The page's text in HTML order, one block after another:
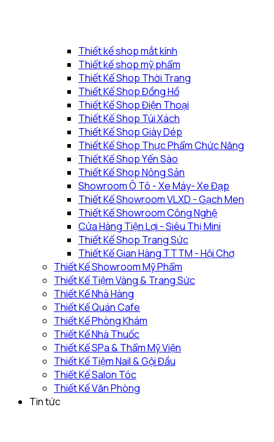
Thiết kế shop mắt kính
Thiết kế shop mỹ phẩm
Thiết Kế Shop Thời Trang
Thiết Kế Shop Đồng Hồ
Thiết Kế Shop Điện Thoại
Thiết Kế Shop Túi Xách
Thiết Kế Shop Giày Dép
Thiết Kế Shop Thực Phẩm Chức Năng
Thiết Kế Shop Yến Sào
Thiết Kế Shop Nông Sản
Showroom Ô Tô - Xe Máy- Xe Đạp
Thiết Kế Showroom VLXD - Gạch Men
Thiết Kế Showroom Công Nghệ
Cửa Hàng Tiện Lợi - Siêu Thị Mini
Thiết Kế Shop Trang Sức
Thiết Kế Gian Hàng TTTM - Hội Chợ
Thiết Kế Showroom Mỹ Phẩm
Thiết Kế Tiệm Vàng & Trang Sức
Thiết Kế Nhà Hàng
Thiết Kế Quán Cafe
Thiết Kế Phòng Khám
Thiết Kế Nhà Thuốc
Thiết Kế SPa & Thẩm Mỹ Viện
Thiết Kế Tiệm Nail & Gội Đầu
Thiết Kế Salon Tóc
Thiết Kế Văn Phòng
Tin tức